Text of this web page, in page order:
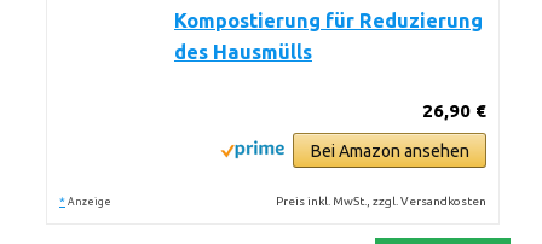
Kompostierung für Reduzierung
des Hausmülls
26,90 €
Bei Amazon ansehen
* Anzeige Preis inkl. MwSt., zzgl. Versandkosten